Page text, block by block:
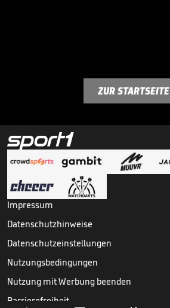
ZUR STARTSEITE
Impressum
Datenschutzhinweise
Datenschutzeinstellungen
Nutzungsbedingungen
Nutzung mit Werbung beenden
Barrierefreiheit